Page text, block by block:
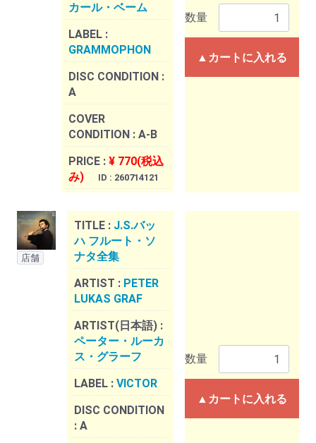
カール・ベーム
LABEL :
GRAMMOPHON
DISC CONDITION :
A
COVER
CONDITION : A-B
PRICE : ¥ 770(税込
み)
ID : 260714121
数量
▲カートに入れる
店舗
TITLE : J.S.バッ
ハ フルート・ソ
ナタ全集
ARTIST : PETER
LUKAS GRAF
ARTIST(日本語) :
ペーター・ルーカ
ス・グラーフ
LABEL : VICTOR
DISC CONDITION
: A
数量
▲カートに入れる